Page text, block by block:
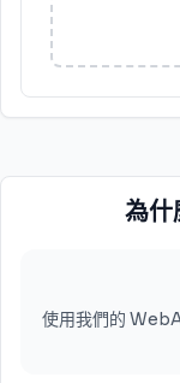
為什
使用我們的